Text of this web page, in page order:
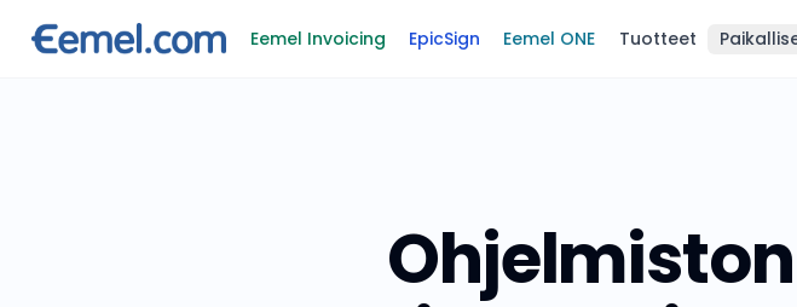
Eemel Invoicing EpicSign Eemel ONE Tuotteet
Ohjelmiston